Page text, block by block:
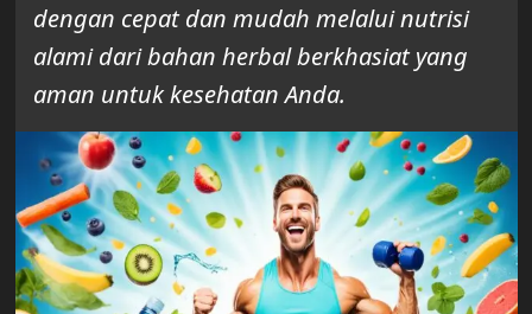
dengan cepat dan mudah melalui nutrisi
alami dari bahan herbal berkhasiat yang
aman untuk kesehatan Anda.